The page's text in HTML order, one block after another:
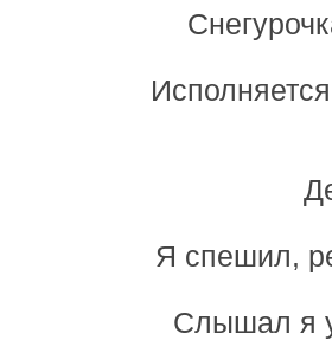
Я спешил,
Слышал я